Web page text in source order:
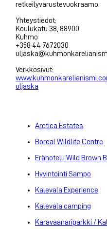
retkeilyvarustevuokraamo.
Yhteystiedot:
Koulukatu 38, 88900
Kuhmo
+358 44 7672030
Verkkosivut:
uljaska
Arctica Estates
Boreal Wildlife Centre
Erähotelli Wild Brown
Hyvintointi Sampo
Kalevala Experience
Kalevala camping
Karavaanariparkki /